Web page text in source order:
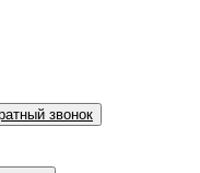
звонок